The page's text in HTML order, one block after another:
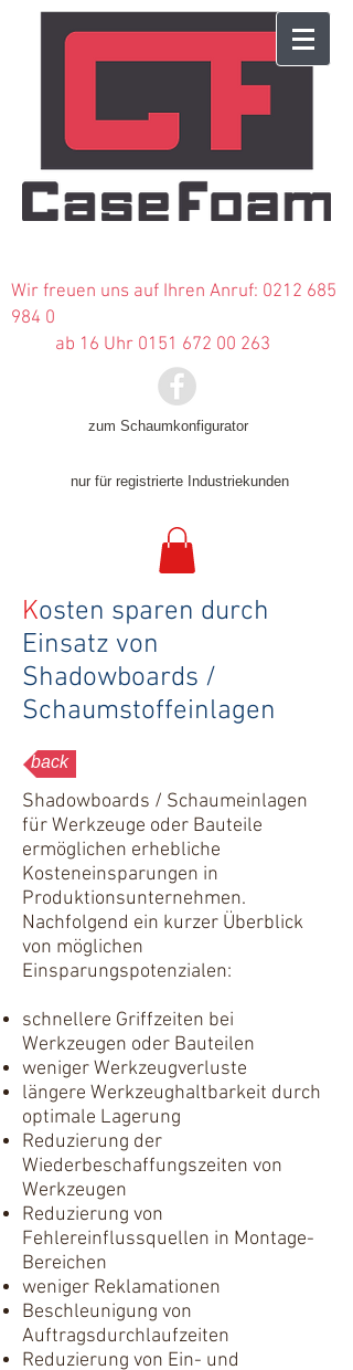
Wir freuen uns auf Ihren Anruf: 0212 685
984 0
ab 16 Uhr 0151 672 00 263
zum Schaumkonfigurator
nur für registrierte Industriekunden
Kosten sparen durch
Einsatz von
Shadowboards /
Schaumstoffeinlagen​
back
Shadowboards / Schaumeinlagen
für Werkzeuge oder Bauteile
ermöglichen erhebliche
Kosteneinsparungen in
Produktionsunternehmen.
Nachfolgend ein kurzer Überblick
von möglichen
Einsparungspotenzialen:
schnellere Griffzeiten bei
Werkzeugen oder Bauteilen
weniger Werkzeugverluste
längere Werkzeughaltbarkeit durch
optimale Lagerung
Reduzierung der
Wiederbeschaffungszeiten von
Werkzeugen
Reduzierung von
Fehlereinflussquellen in Montage-
Bereichen
weniger Reklamationen
Beschleunigung von
Auftragsdurchlaufzeiten
Reduzierung von Ein- und